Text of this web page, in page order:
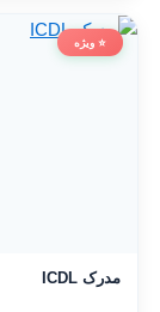
⭐ ویژه
مدرک ICDL